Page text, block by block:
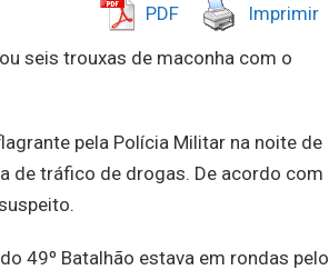
PDF Imprimir
seis trouxas de maconha com o
pela Polícia Militar na noite de
de tráfico de drogas. De acordo com
49º Batalhão estava em rondas pelo